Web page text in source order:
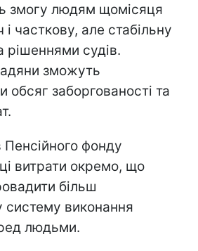
змогу людям щомісяця
часткову, але стабільну
рішеннями судів.
зможуть
обсяг заборгованості та
Пенсійного фонду
витрати окремо, що
більш
систему виконання
людьми.